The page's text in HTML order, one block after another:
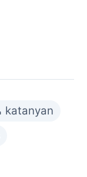
katanyan